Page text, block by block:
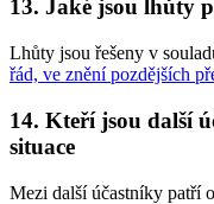
13. Jaké jsou lhůty
Lhůty jsou řešeny v
řád, ve znění pozdějších
14. Kteří jsou další
situace
Mezi další účastníky patří